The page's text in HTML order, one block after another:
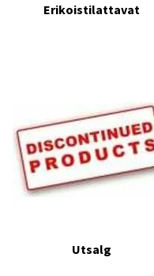
Erikoistilattavat
Utsalg